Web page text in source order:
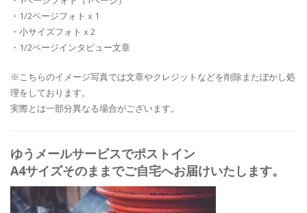
・1/2ページフォトｘ1
・小サイズフォトｘ2
・1/2ページインタビュー文章
※こちらのイメージ写真では文章やクレジットなどを削除またぼかし処
理をしております。
実際とは一部分異なる場合がございます。
ゆうメールサービスでポストイン
A4サイズそのままでご自宅へお届けいたします。